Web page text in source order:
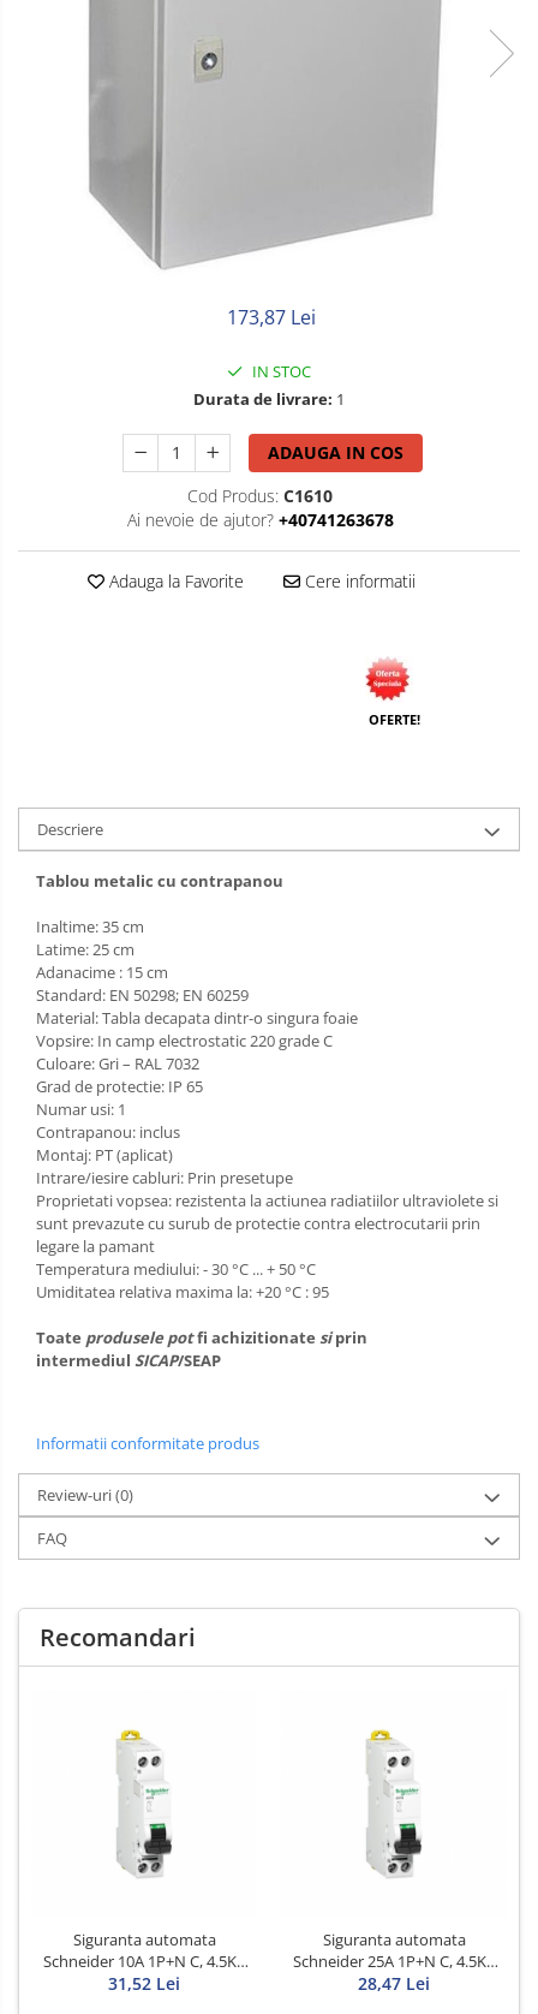
173,87 Lei
IN STOC
Durata de livrare: 1
ADAUGA IN COS
Cod Produs: C1610
Ai nevoie de ajutor? +40741263678
Adauga la Favorite Cere informatii
OFERTE!
Descriere
Tablou metalic cu contrapanou
Inaltime: 35 cm
Latime: 25 cm
Adanacime : 15 cm
Standard: EN 50298; EN 60259
Material: Tabla decapata dintr-o singura foaie
Vopsire: In camp electrostatic 220 grade C
Culoare: Gri – RAL 7032
Grad de protectie: IP 65
Numar usi: 1
Contrapanou: inclus
Montaj: PT (aplicat)
Intrare/iesire cabluri: Prin presetupe
Proprietati vopsea: rezistenta la actiunea radiatiilor ultraviolete si
sunt prevazute cu surub de protectie contra electrocutarii prin
legare la pamant
Temperatura mediului: - 30 °C ... + 50 °C
Umiditatea relativa maxima la: +20 °C : 95
Toate produsele potfi achizitionate siprin
intermediul SICAP/SEAP
Informatii conformitate produs
Review-uri(0)
FAQ
Recomandari
Siguranta automata
Schneider 10A 1P+N C, 4.5KA
1MW
31,52 Lei
Siguranta automata
Schneider 25A 1P+N C, 4.5KA
1MW
28,47 Lei